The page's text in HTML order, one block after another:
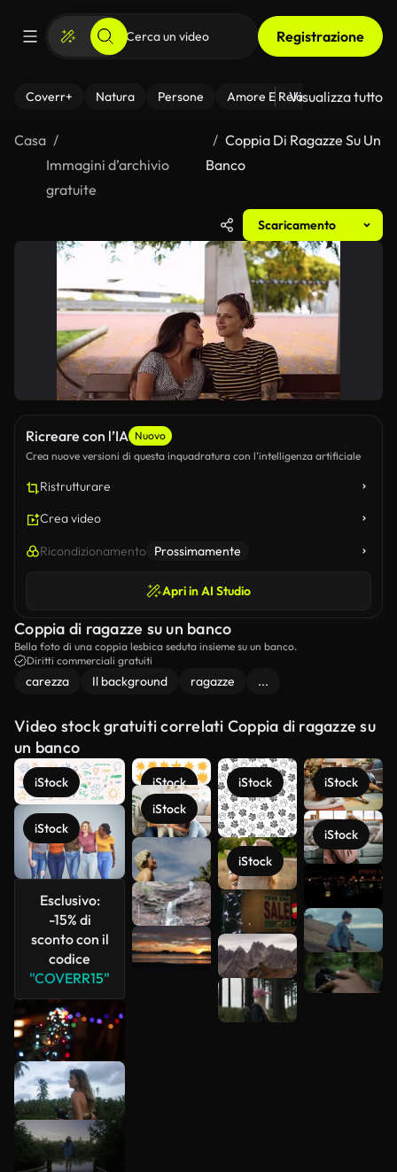
Registrazione
Coverr+ Natura Persone Amore E Relazioni Il
Visualizza tutto
Casa
Immagini d’archivio
gratuite
Coppia Di Ragazze Su Un
Banco
Scaricamento
Ricreare con l’IA Nuovo
Crea nuove versioni di questa inquadratura con l’intelligenza artificiale
Ristrutturare
Crea video
Ricondizionamento Prossimamente
Apri in AI Studio
Coppia di ragazze su un banco
Bella foto di una coppia lesbica seduta insieme su un banco.
Diritti commerciali gratuiti
carezza Il background ragazze ...
Video stock gratuiti correlati Coppia di ragazze su
un banco
iStock
iStock
Esclusivo:
-15% di
sconto con il
codice
"COVERR15"
iStock
iStock
iStock
iStock
iStock
iStock
Scopri di